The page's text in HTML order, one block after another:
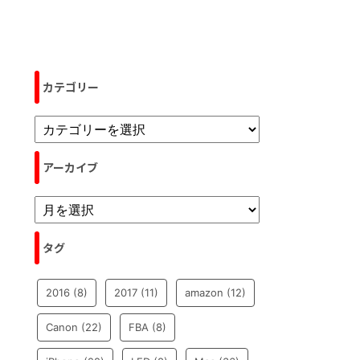
カテゴリー
アーカイブ
タグ
2016 (8) 2017 (11) amazon (12)
Canon (22) FBA (8)